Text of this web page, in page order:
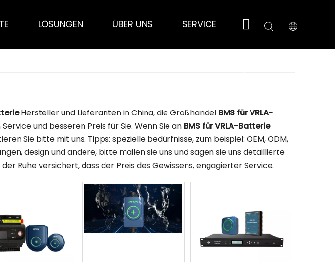
LÖSUNGEN ÜBER UNS SERVICE NACHRICHT
Hersteller und Lieferanten in China, die Großhandel BMS für VRLA-
und besseren Preis für Sie. Wenn Sie an BMS für VRLA-Batterie
Sie bitte mit uns. Tipps: spezielle bedürfnisse, zum beispiel: OEM, ODM,
design und andere, bitte mailen sie uns und sagen sie uns detaillierte
Ruhe versichert, dass der Preis des Gewissens, engagierter Service.